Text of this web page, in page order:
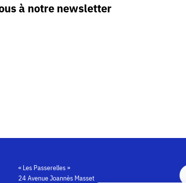
à notre newsletter
« Les Passerelles »
24 Avenue Joannès Masset